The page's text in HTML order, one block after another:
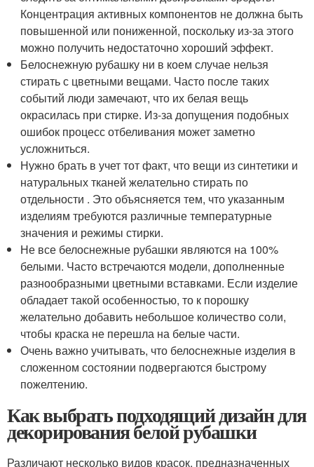
Концентрация активных компонентов не должна быть
повышенной или пониженной, поскольку из-за этого
можно получить недостаточно хороший эффект.
Белоснежную рубашку ни в коем случае нельзя
стирать с цветными вещами. Часто после таких
событий люди замечают, что их белая вещь
окрасилась при стирке. Из-за допущения подобных
ошибок процесс отбеливания может заметно
усложниться.
Нужно брать в учет тот факт, что вещи из синтетики и
натуральных тканей желательно стирать по
отдельности . Это объясняется тем, что указанным
изделиям требуются различные температурные
значения и режимы стирки.
Не все белоснежные рубашки являются на 100%
белыми. Часто встречаются модели, дополненные
разнообразными цветными вставками. Если изделие
обладает такой особенностью, то к порошку
желательно добавить небольшое количество соли,
чтобы краска не перешла на белые части.
Очень важно учитывать, что белоснежные изделия в
сложенном состоянии подвергаются быстрому
пожелтению.
Как выбрать подходящий дизайн для
декорирования белой рубашки
Различают несколько видов красок, предназначенных